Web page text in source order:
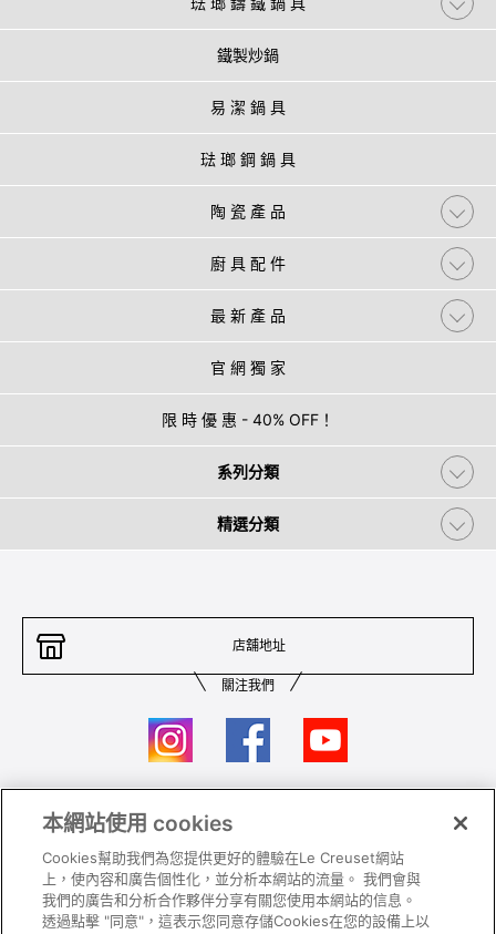
鐵製炒鍋
易 潔 鍋 具
琺 瑯 鋼 鍋 具
陶 瓷 產 品
廚 具 配 件
最 新 產 品
官 網 獨 家
限 時 優 惠 - 40% OFF！
系列分類
精選分類
店舖地址
關注我們
聯絡我們
私隱政策 保養及使用
加入我們 Super MEGA SALE 條款及細則​
本網站使用 cookies
Cookies幫助我們為您提供更好的體驗在Le Creuset網站
上，使內容和廣告個性化，並分析本網站的流量。 我們會與
我們的廣告和分析合作夥伴分享有關您使用本網站的信息。
透過點擊 "同意"，這表示您同意存儲Cookies在您的設備上以